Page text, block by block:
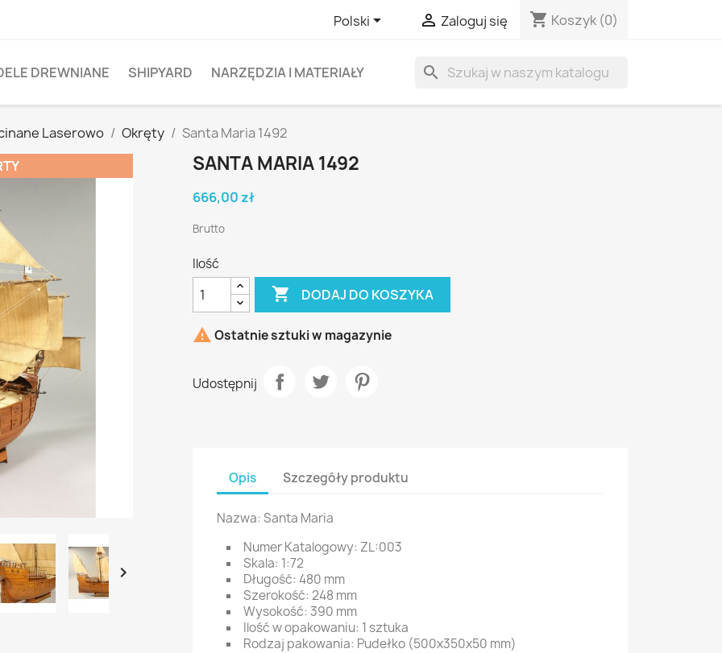
Polski  Zaloguj się shopping_cart Koszyk (0)
DREWNIANE SHIPYARD NARZĘDZIA I MATERIAŁY search
Laserowo Okręty
Santa Maria 1492

SANTA MARIA 1492
666,00 zł
Brutto
Ilość
 DODAJ DO KOSZYKA
 Ostatnie sztuki w magazynie
Udostępnij
Opis Szczegóły produktu
Nazwa: Santa Maria
Numer Katalogowy: ZL:003
Skala: 1:72
Długość: 480 mm
Szerokość: 248 mm
Wysokość: 390 mm
Ilość w opakowaniu: 1 sztuka
Rodzaj pakowania: Pudełko (500x350x50 mm)